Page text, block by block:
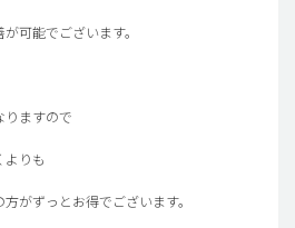
可能でございます。
りますので
よりも
がずっとお得でございます。